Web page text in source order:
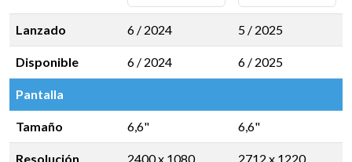
Lanzado 6 / 2024 5 / 2025
Disponible 6 / 2024 6 / 2025
Pantalla
Tamaño 6,6" 6,6"
Resolución 2400 x 1080 2712 x 1220